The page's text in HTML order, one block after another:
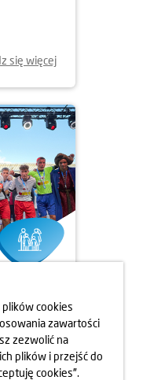
się więcej
DZIECI
się więcej
cookies
zawartości
zezwolić na
plików i przejść do
cookies”.